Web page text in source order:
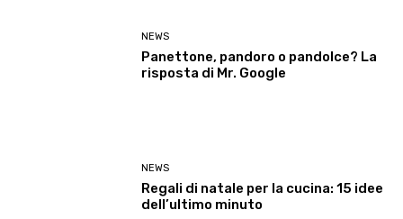
NEWS
Panettone, pandoro o pandolce? La
risposta di Mr. Google
NEWS
Regali di natale per la cucina: 15 idee
dell’ultimo minuto